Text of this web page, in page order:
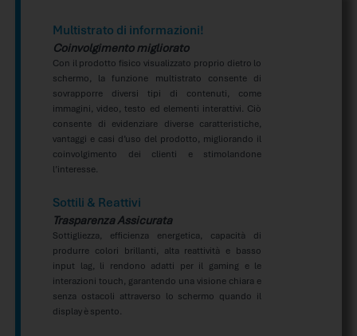
Multistrato di informazioni!
Coinvolgimento migliorato
Con il prodotto fisico visualizzato proprio dietro lo
schermo, la funzione multistrato consente di
sovrapporre diversi tipi di contenuti, come
immagini, video, testo ed elementi interattivi. Ciò
consente di evidenziare diverse caratteristiche,
vantaggi e casi d’uso del prodotto, migliorando il
coinvolgimento dei clienti e stimolandone
l’interesse.
Sottili & Reattivi
Trasparenza Assicurata
Sottigliezza, efficienza energetica, capacità di
produrre colori brillanti, alta reattività e basso
input lag, li rendono adatti per il gaming e le
interazioni touch, garantendo una visione chiara e
senza ostacoli attraverso lo schermo quando il
display è spento.